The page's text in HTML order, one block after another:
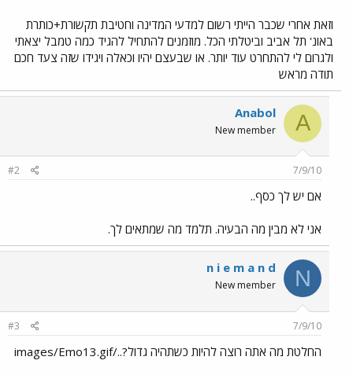
וזאת אחרי שכבר הייתי רשום למדעי המדינה וחטיבת תקשורת+כותרת
באונ' תל אביב וביטלתי הכל. מוזמנים להתחיל להגיד כמה טמבל יצאתי
ולגרום לי להתחרט עוד יותר. או שבעצם יהיו וכאלה ויגידו שזה צעד חכם
תודה מראש
A
Anabol
New member
7/9/10
#2
אם יש לך כסף..
אני לא מבין מה הבעיה. תלמד מה שמתאים לך.
N
n i e m a n d
New member
7/9/10
#3
החלטת מה אתה רוצה להיות כשתהיה גדול?../images/Emo13.gif